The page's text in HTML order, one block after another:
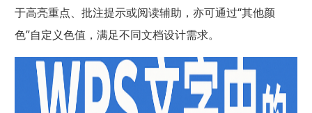
于高亮重点、批注提示或阅读辅助，亦可通过“其他颜
色”自定义色值，满足不同文档设计需求。